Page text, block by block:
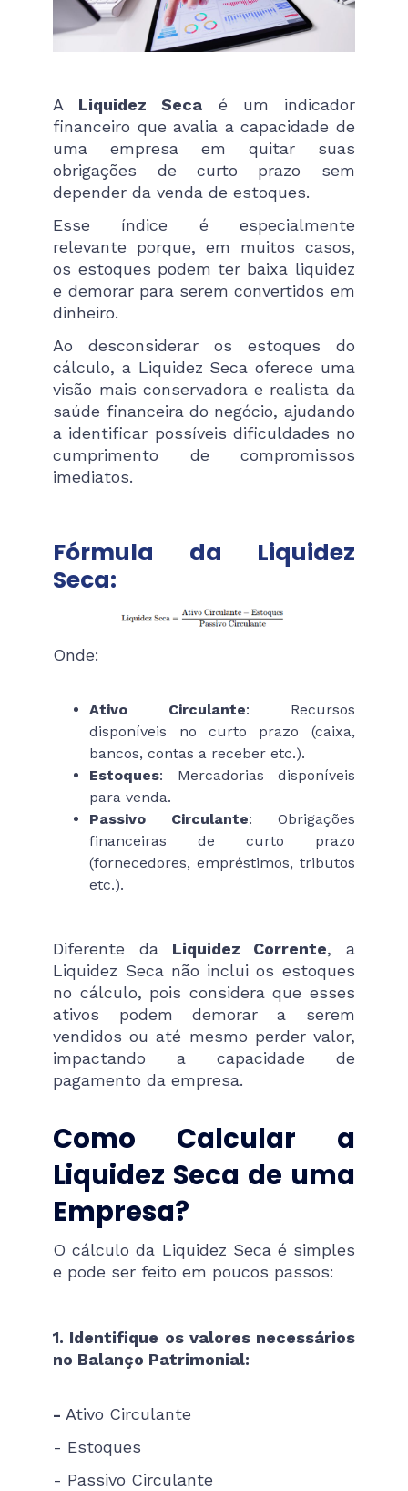
A Liquidez Seca é um indicador
financeiro que avalia a capacidade de
uma empresa em quitar suas
obrigações de curto prazo sem
depender da venda de estoques.
Esse índice é especialmente
relevante porque, em muitos casos,
os estoques podem ter baixa liquidez
e demorar para serem convertidos em
dinheiro.
Ao desconsiderar os estoques do
cálculo, a Liquidez Seca oferece uma
visão mais conservadora e realista da
saúde financeira do negócio, ajudando
a identificar possíveis dificuldades no
cumprimento de compromissos
imediatos.
Fórmula da Liquidez
Seca:
Onde:
Ativo Circulante: Recursos
disponíveis no curto prazo (caixa,
bancos, contas a receber etc.).
Estoques: Mercadorias disponíveis
para venda.
Passivo Circulante: Obrigações
financeiras de curto prazo
(fornecedores, empréstimos, tributos
etc.).
Diferente da Liquidez Corrente, a
Liquidez Seca não inclui os estoques
no cálculo, pois considera que esses
ativos podem demorar a serem
vendidos ou até mesmo perder valor,
impactando a capacidade de
pagamento da empresa.
Como Calcular a
Liquidez Seca de uma
Empresa?
O cálculo da Liquidez Seca é simples
e pode ser feito em poucos passos:
1. Identifique os valores necessários
no Balanço Patrimonial:
-Ativo Circulante
- Estoques
- Passivo Circulante